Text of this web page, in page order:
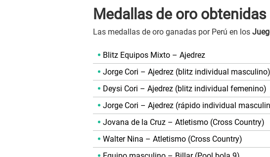
Medallas de oro obtenidas
Las medallas de oro ganadas por Perú en los
Blitz Equipos Mixto – Ajedrez
Jorge Cori – Ajedrez (blitz individual masculino)
Deysi Cori – Ajedrez (blitz individual femenino)
Jorge Cori – Ajedrez (rápido individual
Jovana de la Cruz – Atletismo (Cross Country)
Walter Nina – Atletismo (Cross Country)